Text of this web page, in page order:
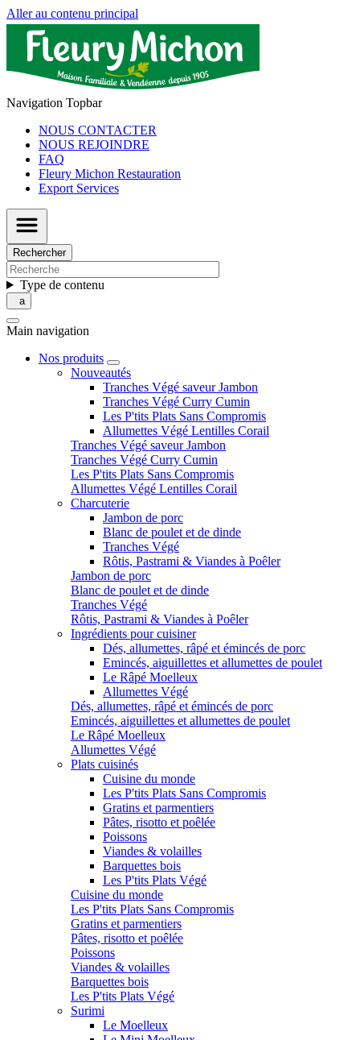
Aller au contenu principal
Navigation Topbar
NOUS CONTACTER
NOUS REJOINDRE
FAQ
Fleury Michon Restauration
Export Services
Rechercher
Type de contenu
Main navigation
Nos produits
Nouveautés
Tranches Végé saveur Jambon
Tranches Végé Curry Cumin
Les P'tits Plats Sans Compromis
Allumettes Végé Lentilles Corail
Tranches Végé saveur Jambon
Tranches Végé Curry Cumin
Les P'tits Plats Sans Compromis
Allumettes Végé Lentilles Corail
Charcuterie
Jambon de porc
Blanc de poulet et de dinde
Tranches Végé
Rôtis, Pastrami & Viandes à Poêler
Jambon de porc
Blanc de poulet et de dinde
Tranches Végé
Rôtis, Pastrami & Viandes à Poêler
Ingrédients pour cuisiner
Dés, allumettes, râpé et émincés de porc
Emincés, aiguillettes et allumettes de poulet
Le Râpé Moelleux
Allumettes Végé
Dés, allumettes, râpé et émincés de porc
Emincés, aiguillettes et allumettes de poulet
Le Râpé Moelleux
Allumettes Végé
Plats cuisinés
Cuisine du monde
Les P'tits Plats Sans Compromis
Gratins et parmentiers
Pâtes, risotto et poêlée
Poissons
Viandes & volailles
Barquettes bois
Les P'tits Plats Végé
Cuisine du monde
Les P'tits Plats Sans Compromis
Gratins et parmentiers
Pâtes, risotto et poêlée
Poissons
Viandes & volailles
Barquettes bois
Les P'tits Plats Végé
Surimi
Le Moelleux